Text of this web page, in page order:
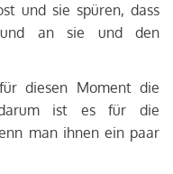
und sie spüren, dass
an sie und den
diesen Moment die
ist es für die
man ihnen ein paar